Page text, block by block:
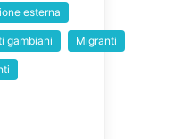
esterna
gambiani Migranti